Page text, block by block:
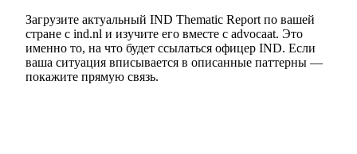
Загрузите актуальный IND Thematic Report по вашей
стране с ind.nl и изучите его вместе с advocaat. Это
именно то, на что будет ссылаться офицер IND. Если
ваша ситуация вписывается в описанные паттерны —
покажите прямую связь.